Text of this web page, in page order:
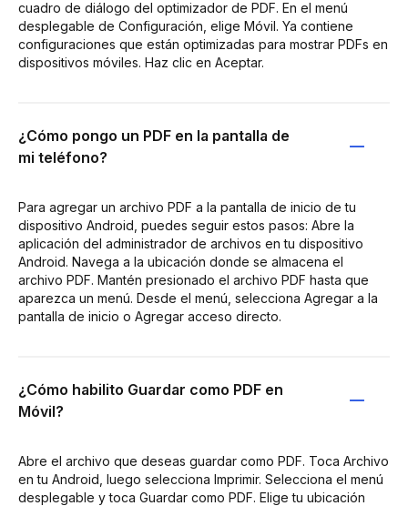
cuadro de diálogo del optimizador de PDF. En el menú
desplegable de Configuración, elige Móvil. Ya contiene
configuraciones que están optimizadas para mostrar PDFs en
dispositivos móviles. Haz clic en Aceptar.
¿Cómo pongo un PDF en la pantalla de
mi teléfono?
Para agregar un archivo PDF a la pantalla de inicio de tu
dispositivo Android, puedes seguir estos pasos: Abre la
aplicación del administrador de archivos en tu dispositivo
Android. Navega a la ubicación donde se almacena el
archivo PDF. Mantén presionado el archivo PDF hasta que
aparezca un menú. Desde el menú, selecciona Agregar a la
pantalla de inicio o Agregar acceso directo.
¿Cómo habilito Guardar como PDF en
Móvil?
Abre el archivo que deseas guardar como PDF. Toca Archivo
en tu Android, luego selecciona Imprimir. Selecciona el menú
desplegable y toca Guardar como PDF. Elige tu ubicación